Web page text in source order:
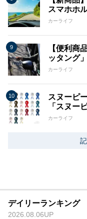
スマホホ
カーライフ
【便利商
ッタング
カーライフ
スヌーピ
「スヌー
カーライフ
デイリーランキング
2026.08.06UP